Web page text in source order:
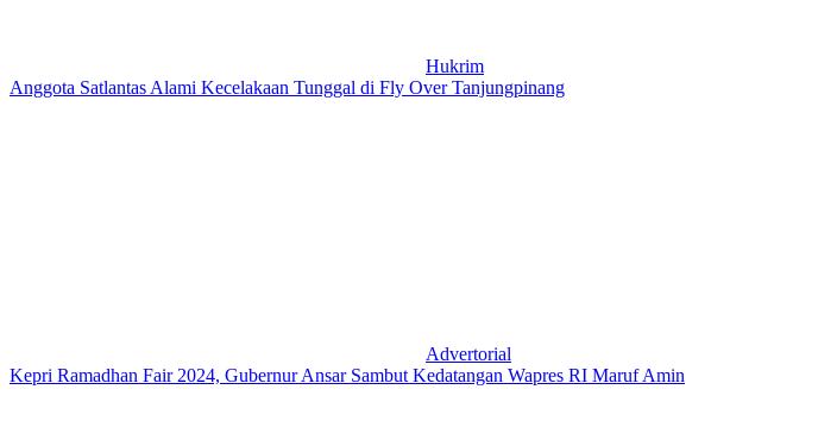
Hukrim
Anggota Satlantas Alami Kecelakaan Tunggal di Fly Over Tanjungpinang
Advertorial
Kepri Ramadhan Fair 2024, Gubernur Ansar Sambut Kedatangan Wapres RI Maruf Amin